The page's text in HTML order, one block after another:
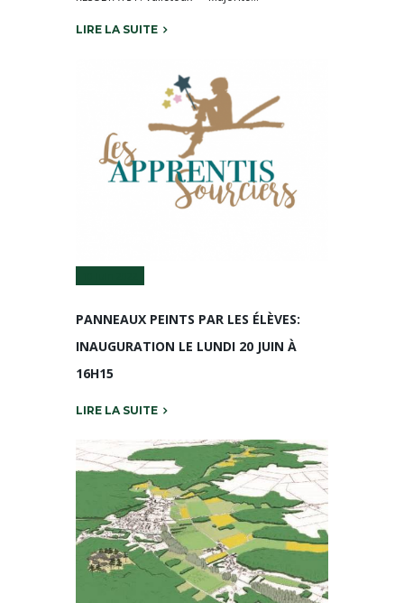
LIRE LA SUITE
PANNEAUX PEINTS PAR LES ÉLÈVES:
INAUGURATION LE LUNDI 20 JUIN À
16H15
LIRE LA SUITE